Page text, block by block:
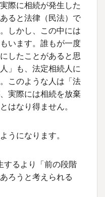
際に相続が発生した
ると法律（民法）で
しかし、この中には
います。誰もが一度
したことがあると思
」も、法定相続人に
このような人は「法
実際には相続を放棄
はなり得ません。
うになります。
するより「前の段階
ろうと考えられる